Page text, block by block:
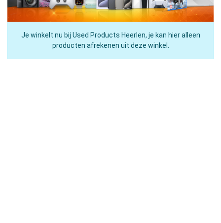
Je winkelt nu bij Used Products Heerlen, je kan hier alleen
producten afrekenen uit deze winkel.